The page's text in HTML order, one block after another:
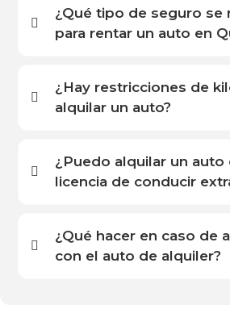
¿Qué tipo de seguro se
para rentar un auto en
¿Hay restricciones de
alquilar un auto?
¿Puedo alquilar un auto
licencia de conducir
¿Qué hacer en caso de
con el auto de alquiler?